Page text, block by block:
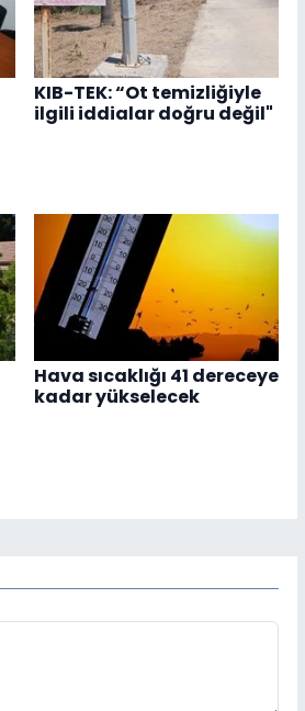
KIB-TEK: “Ot temizliğiyle
ilgili iddialar doğru değil"
Hava sıcaklığı 41 dereceye
kadar yükselecek